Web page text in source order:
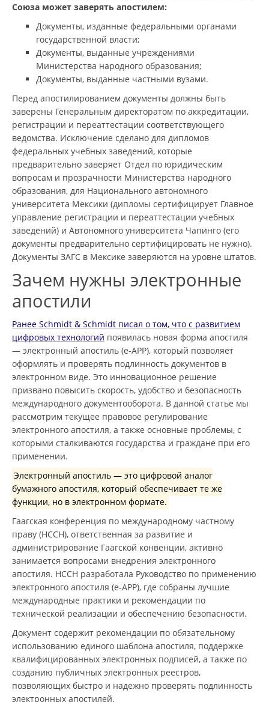
Союза может заверять апостилем:
Документы, изданные федеральными органами
государственной власти;
Документы, выданные учреждениями
Министерства народного образования;
Документы, выданные частными вузами.
Перед апостилированием документы должны быть
заверены Генеральным директоратом по аккредитации,
регистрации и переаттестации соответствующего
ведомства. Исключение сделано для дипломов
федеральных учебных заведений, которые
предварительно заверяет Отдел по юридическим
вопросам и прозрачности Министерства народного
образования, для Национального автономного
университета Мексики (дипломы сертифицирует Главное
управление регистрации и переаттестации учебных
заведений) и Автономного университета Чапинго (его
документы предварительно сертифицировать не нужно).
Документы ЗАГС в Мексике заверяются на уровне штатов.
Зачем нужны электронные
апостили
Ранее Schmidt & Schmidt писал о том, что с развитием
цифровых технологий появилась новая форма апостиля
— электронный апостиль (e-APP), который позволяет
оформлять и проверять подлинность документов в
электронном виде. Это инновационное решение
призвано повысить скорость, удобство и безопасность
международного документооборота. В данной статье мы
рассмотрим текущее правовое регулирование
электронного апостиля, а также основные проблемы, с
которыми сталкиваются государства и граждане при его
применении.
Электронный апостиль — это цифровой аналог
бумажного апостиля, который обеспечивает те же
функции, но в электронном формате.
Гаагская конференция по международному частному
праву (HCCH), ответственная за развитие и
администрирование Гаагской конвенции, активно
занимается вопросами внедрения электронного
апостиля. HCCH разработала Руководство по применению
электронного апостиля (e-APP), где собраны лучшие
международные практики и рекомендации по
технической реализации и обеспечению безопасности.
Документ содержит рекомендации по обязательному
использованию единого шаблона апостиля, поддержке
квалифицированных электронных подписей, а также по
созданию публичных электронных реестров,
позволяющих быстро и надежно проверять подлинность
электронных апостилей.